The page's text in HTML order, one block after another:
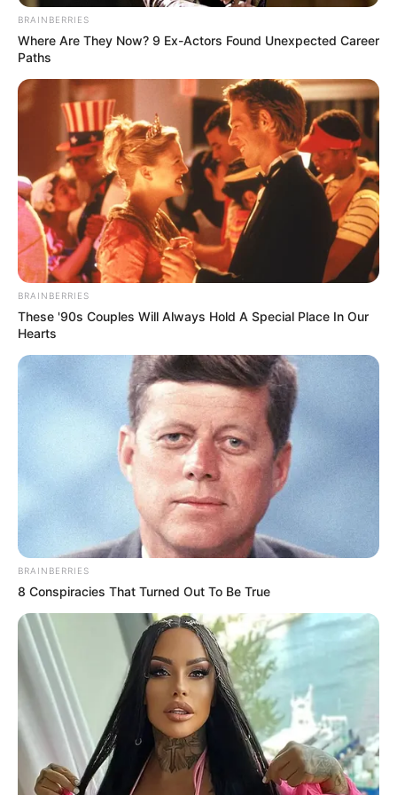
GAULA MILITAR
NOTICIAS MEDELLÍN
VALLE DE ABURRÁ
MANTÉNGASE EN ALERTA
Tenemos todas las noticias que le
interesan. Para estar bien informado, por
favor, active las notificaciones de Alerta.
ACTIVAR AHORA
TEMAS DESTACADOS
EMERGENCIAS POR LLUVIAS
METRO DE MEDELLÍN
ELECCIONES PRESIDENCIALES
MARINILLA - ANTIOQUIA
EPM
YONDÓ - ANTIOQUIA
RIONEGRO
BRAINBERRIES
Where Are They Now? 9 Ex-Actors Found Unexpected Career
Paths
BRAINBERRIES
These '90s Couples Will Always Hold A Special Place In Our
Hearts
BRAINBERRIES
8 Conspiracies That Turned Out To Be True